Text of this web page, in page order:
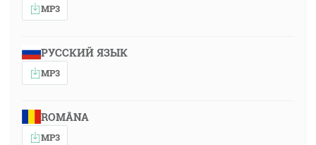
MP3
РУССКИЙ ЯЗЫК
MP3
ROMÂNA
MP3